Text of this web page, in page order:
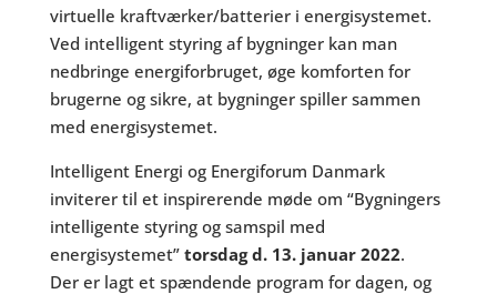
virtuelle kraftværker/batterier i energisystemet.
Ved intelligent styring af bygninger kan man
nedbringe energiforbruget, øge komforten for
brugerne og sikre, at bygninger spiller sammen
med energisystemet.
Intelligent Energi og Energiforum Danmark
inviterer til et inspirerende møde om “Bygningers
intelligente styring og samspil med
energisystemet” torsdag d. 13. januar 2022.
Der er lagt et spændende program for dagen, og